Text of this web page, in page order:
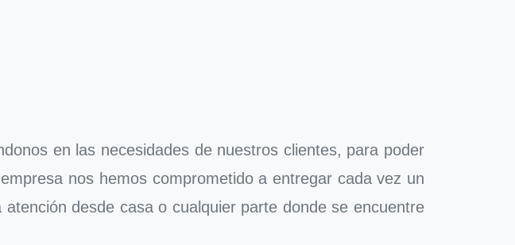
en las necesidades de nuestros clientes, para poder
nos hemos comprometido a entregar cada vez un
desde casa o cualquier parte donde se encuentre